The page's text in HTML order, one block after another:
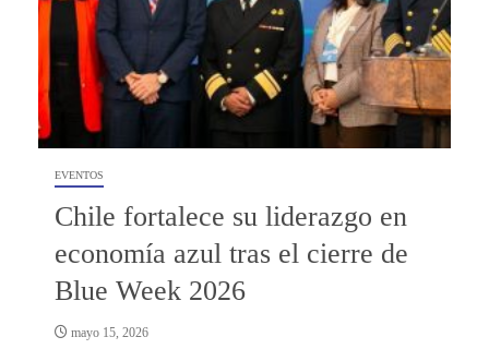
EVENTOS
Chile fortalece su liderazgo en
economía azul tras el cierre de
Blue Week 2026
mayo 15, 2026